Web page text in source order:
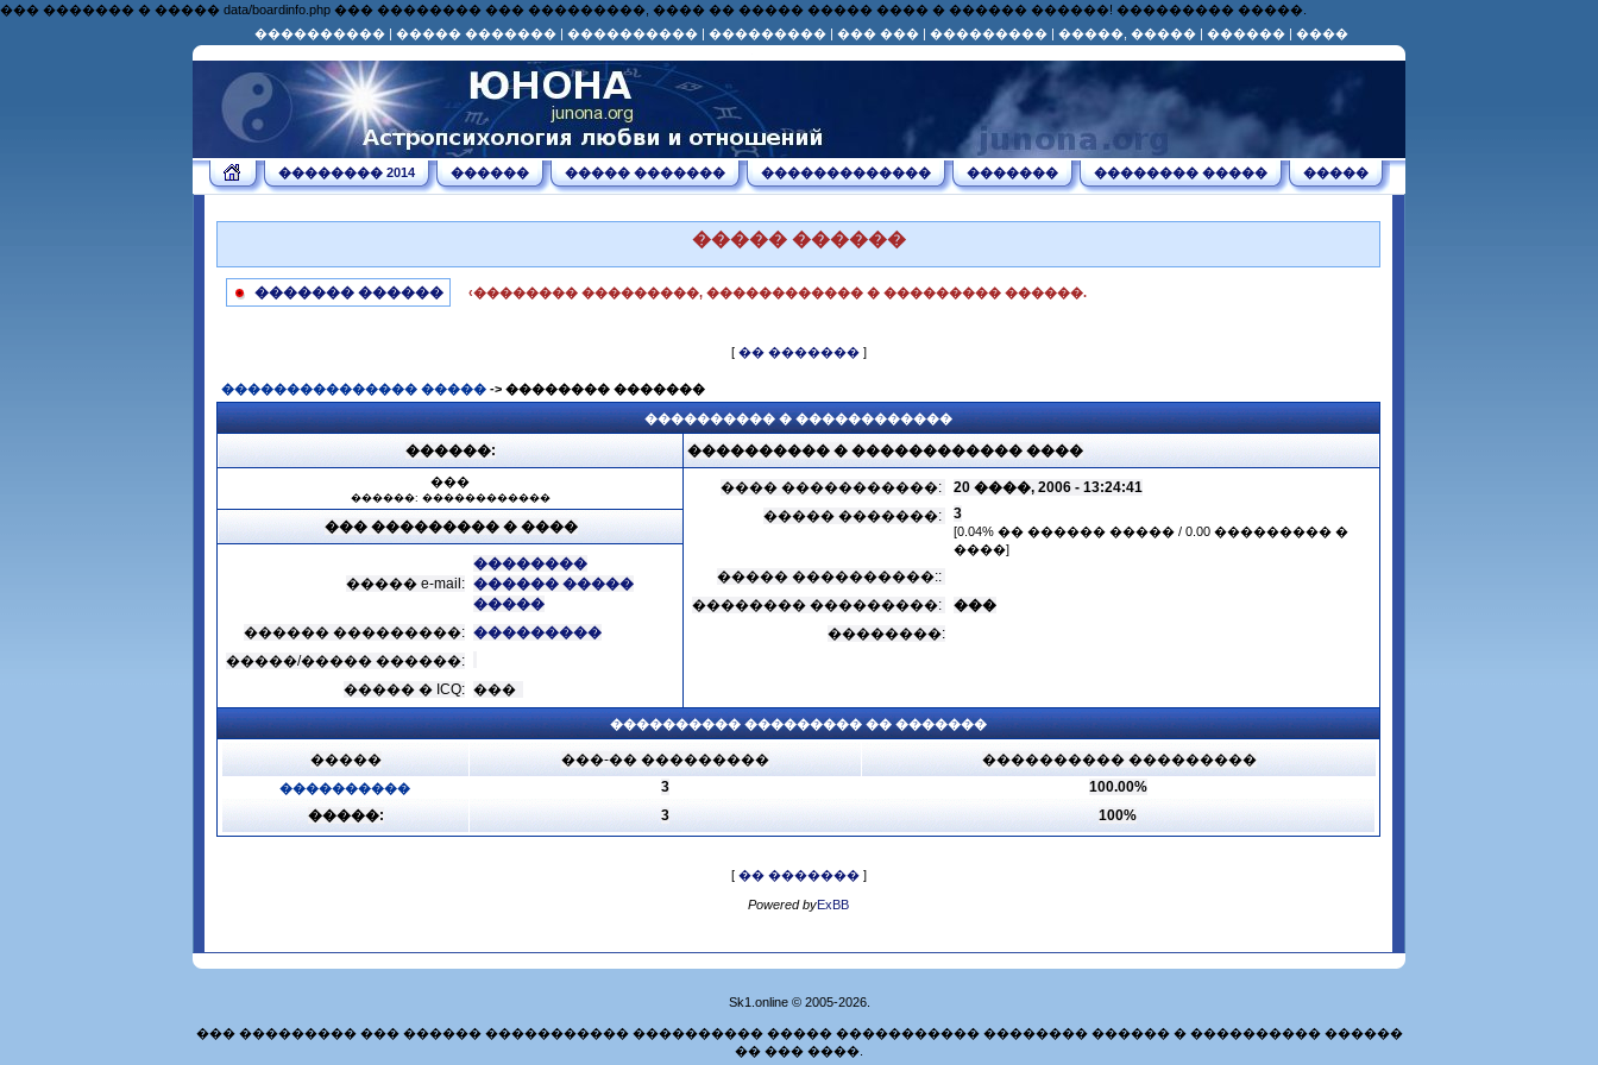
��� ������� � ����� data/boardinfo.php ��� �������� ��� ���������, ���� �� ����� ����� ���� � ������ ������! ��������� �����.
���������� | ����� ������� | ���������� | ��������� | ��� ��� | ��������� | �����, ����� | ������ | ����
�������� 2014 ������ ����� ������� ������������� ������� �������� ����� �����
����� ������
������� ������ ‹�������� ���������, ������������ � ��������� ������.
[ �� �������]
��������������� ����� -> �������� �������
���������� � ������������
������: ���������� � ������������ ����
���
������: ������������
���� �����������:
20 ����, 2006 - 13:24:41
����� �������:
3
[0.04% �� ������ ����� / 0.00 ��������� �
����]
����� ����������::
�������� ���������:
���
��������:
��� ��������� � ����
����� e-mail:
��������
������ �����
�����
������ ���������: ���������
�����/����� ������:
����� � ICQ: ���
���������� ��������� �� �������
����� ���-�� ��������� ���������� ���������
���������� 3
100.00%
�����:
3 100%
[ �� �������]
Powered byExBB
Sk1.online © 2005-2026.
��� ��������� ��� ������ ����������� ���������� ����� ����������� �������� ������ � ���������� ������
�� ��� ����.